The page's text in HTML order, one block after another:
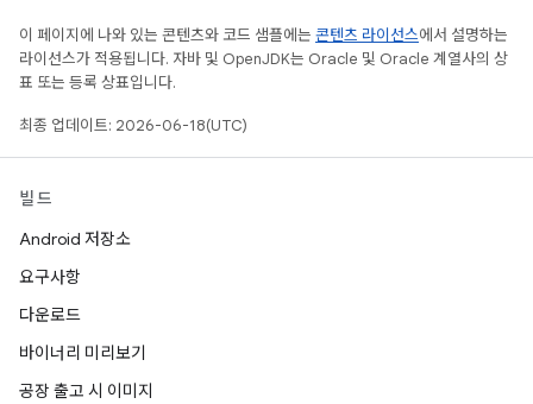
이 페이지에 나와 있는 콘텐츠와 코드 샘플에는 콘텐츠 라이선스에서 설명하는
라이선스가 적용됩니다. 자바 및 OpenJDK는 Oracle 및 Oracle 계열사의 상
표 또는 등록 상표입니다.
최종 업데이트: 2026-06-18(UTC)
빌드
Android 저장소
요구사항
다운로드
바이너리 미리보기
공장 출고 시 이미지